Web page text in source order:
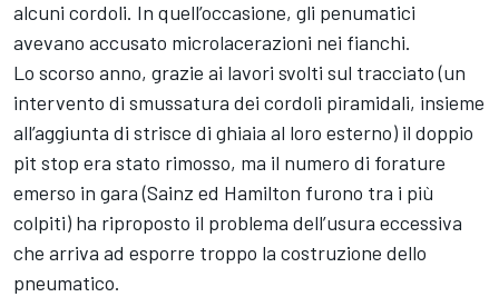
alcuni cordoli. In quell’occasione, gli penumatici
avevano accusato microlacerazioni nei fianchi.
Lo scorso anno, grazie ai lavori svolti sul tracciato (un
intervento di smussatura dei cordoli piramidali, insieme
all’aggiunta di strisce di ghiaia al loro esterno) il doppio
pit stop era stato rimosso, ma il numero di forature
emerso in gara (Sainz ed Hamilton furono tra i più
colpiti) ha riproposto il problema dell’usura eccessiva
che arriva ad esporre troppo la costruzione dello
pneumatico.